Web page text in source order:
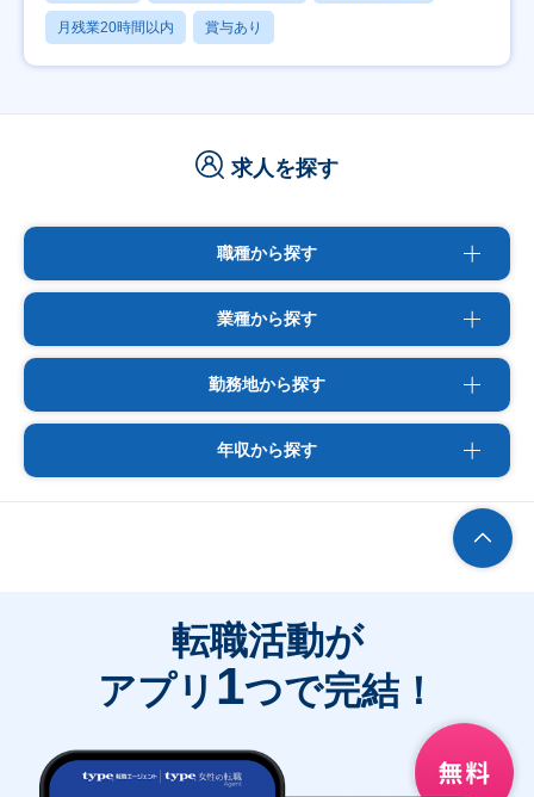
月残業20時間以内 賞与あり
求人を探す
職種から探す
業種から探す
勤務地から探す
年収から探す
転職活動が
アプリ 1つで完結！